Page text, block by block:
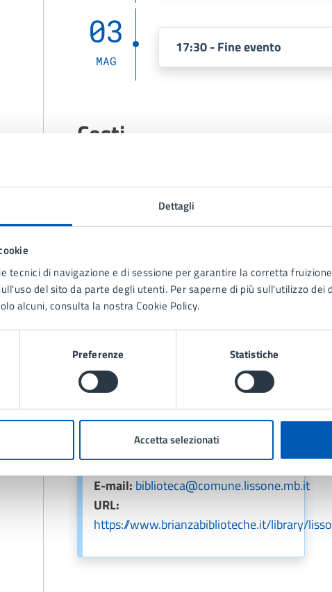
Dettagli
tecnici di navigazione e di sessione per garantire la corretta
del sito da parte degli utenti. Per saperne di più sull'utilizzo dei
alcuni, consulta la nostra Cookie Policy.
Preferenze Statistiche
Accetta selezionati
03
MAG
17:30 - Fine evento
Costi
Su e giù per le montagne web (PDF 1.65 MB)
Contatti
Biblioteca Civica
Telefono:039 7397461
E-mail: biblioteca@comune.lissone.mb.it
URL:
https://www.brianzabiblioteche.it/library/